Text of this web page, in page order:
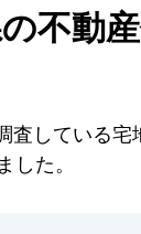
不動
査している
した。